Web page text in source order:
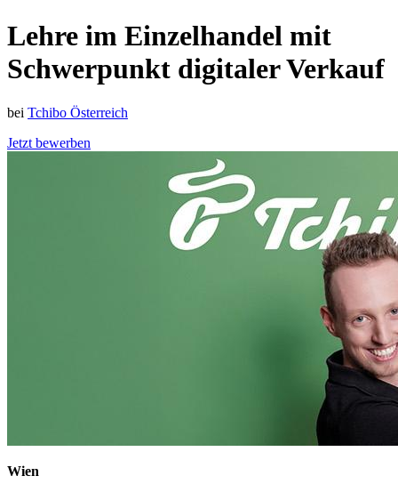
Lehre im Einzelhandel mit
Schwerpunkt digitaler Verkauf
bei Tchibo Österreich
Jetzt bewerben
Wien